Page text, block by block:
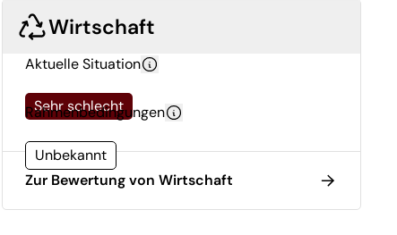
Wirtschaft
Aktuelle Situation
Sehr schlecht
Rahmenbedingungen
Unbekannt
Zur Bewertung von Wirtschaft